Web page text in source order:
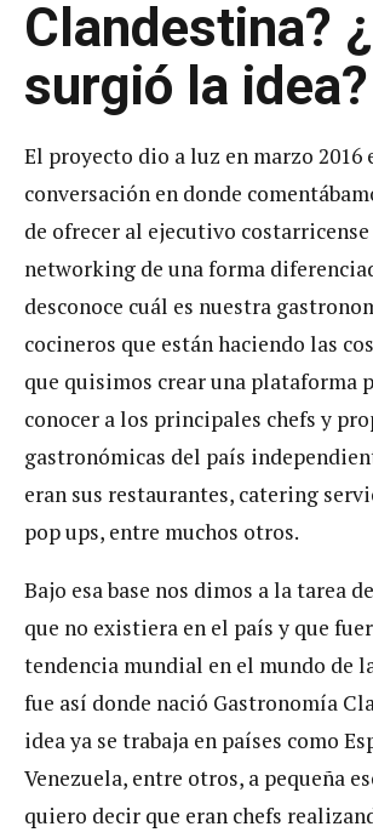
Clandestina? ¿
surgió la idea?
El proyecto dio a luz en marzo 2016
conversación en donde
de ofrecer al ejecutivo costarricense
networking de una forma
desconoce cuál es nuestra
cocineros que están haciendo las
que quisimos crear una plataforma
conocer a los principales chefs y
gastronómicas del país
eran sus restaurantes, catering
pop ups, entre muchos otros.
Bajo esa base nos dimos a la tarea
que no existiera en el país y que
tendencia mundial en el mundo de
fue así donde nació Gastronomía
idea ya se trabaja en países como
Venezuela, entre otros, a pequeña
quiero decir que eran chefs